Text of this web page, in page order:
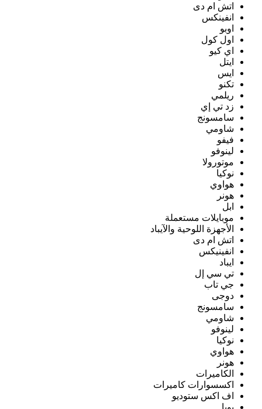
اتش ام دى
انفينكس
اوبو
اول كول
اي كيو
ايتل
ايس
تكنو
ريلمي
زد تي إي
سامسونج
شاومي
فيفو
لينوفو
موتورولا
نوكيا
هواوي
هونر
ابل
موبايلات مستعملة
الأجهزة اللوحية والآيباد
اتش ام دى
انفينيكس
ايباد
تي سي إل
جي تاب
دوجى
سامسونج
شاومي
لينوفو
نوكيا
هواوي
هونر
الكاميرات
اكسسوارات كاميرات
اف اكس ستوديو